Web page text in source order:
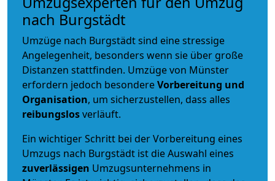
nach Burgstädt
Umzüge nach Burgstädt sind eine stressige
Angelegenheit, besonders wenn sie über große
Distanzen stattfinden. Umzüge von Münster
erfordern jedoch besondereVorbereitung und
Organisation, um sicherzustellen, dass alles
reibungslosverläuft.
Ein wichtiger Schritt bei der Vorbereitung eines
Umzugs nach Burgstädt ist die Auswahl eines
zuverlässigen Umzugsunternehmens in